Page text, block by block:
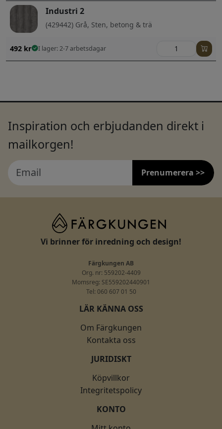
Industri 2
(429442) Grå, Sten, betong & trä
492 kr I lager: 2-7 arbetsdagar
Inspiration och erbjudanden direkt i
mailkorgen!
Prenumerera >>
Vi brinner för inredning och design!
Färgkungen AB
Org. nr: 559202-4409
Momsreg: SE559202440901
Tel: 060 607 01 50
LÄR KÄNNA OSS
Om Färgkungen
Kontakta oss
JURIDISKT
Köpvillkor
Integritetspolicy
KONTO